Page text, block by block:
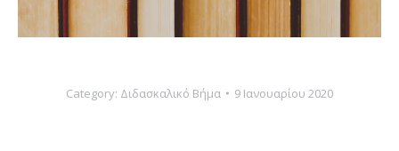
Category: Διδασκαλικό Βήμα 9 Ιανουαρίου 2020